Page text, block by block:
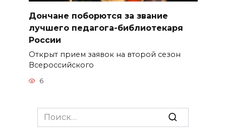
Дончане поборются за звание
лучшего педагога-библиотекаря
России
Открыт прием заявок на второй сезон
Всероссийского
6
Search
for: